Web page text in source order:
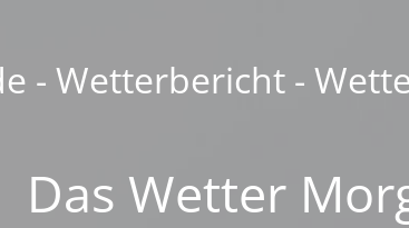
- Wetterbericht -
Das Wetter